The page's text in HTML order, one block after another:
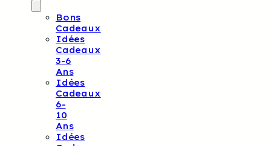
Bons
Cadeaux
Idées
Cadeaux
3-6
Ans
Idées
Cadeaux
6-
10
Ans
Idées